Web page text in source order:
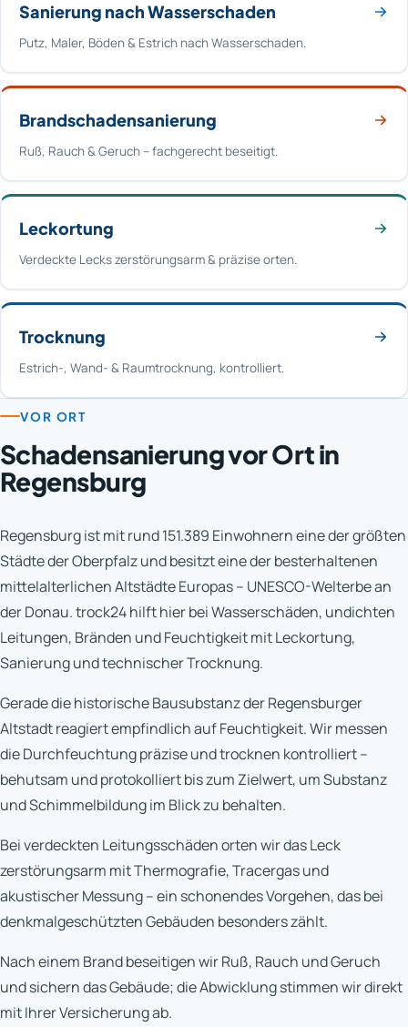
Sanierung nach Wasserschaden
Putz, Maler, Böden & Estrich nach Wasserschaden.
Brandschadensanierung
Ruß, Rauch & Geruch – fachgerecht beseitigt.
Leckortung
Verdeckte Lecks zerstörungsarm & präzise orten.
Trocknung
Estrich-, Wand- & Raumtrocknung, kontrolliert.
VOR ORT
Schadensanierung vor Ort in
Regensburg
Regensburg ist mit rund 151.389 Einwohnern eine der größten
Städte der Oberpfalz und besitzt eine der besterhaltenen
mittelalterlichen Altstädte Europas – UNESCO-Welterbe an
der Donau. trock24 hilft hier bei Wasserschäden, undichten
Leitungen, Bränden und Feuchtigkeit mit Leckortung,
Sanierung und technischer Trocknung.
Gerade die historische Bausubstanz der Regensburger
Altstadt reagiert empfindlich auf Feuchtigkeit. Wir messen
die Durchfeuchtung präzise und trocknen kontrolliert –
behutsam und protokolliert bis zum Zielwert, um Substanz
und Schimmelbildung im Blick zu behalten.
Bei verdeckten Leitungsschäden orten wir das Leck
zerstörungsarm mit Thermografie, Tracergas und
akustischer Messung – ein schonendes Vorgehen, das bei
denkmalgeschützten Gebäuden besonders zählt.
Nach einem Brand beseitigen wir Ruß, Rauch und Geruch
und sichern das Gebäude; die Abwicklung stimmen wir direkt
mit Ihrer Versicherung ab.